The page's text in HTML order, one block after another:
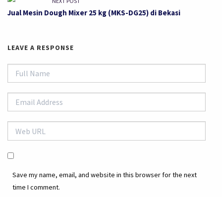
Jual Mesin Dough Mixer 25 kg (MKS-DG25) di Bekasi
LEAVE A RESPONSE
Save my name, email, and website in this browser for the next
time I comment.